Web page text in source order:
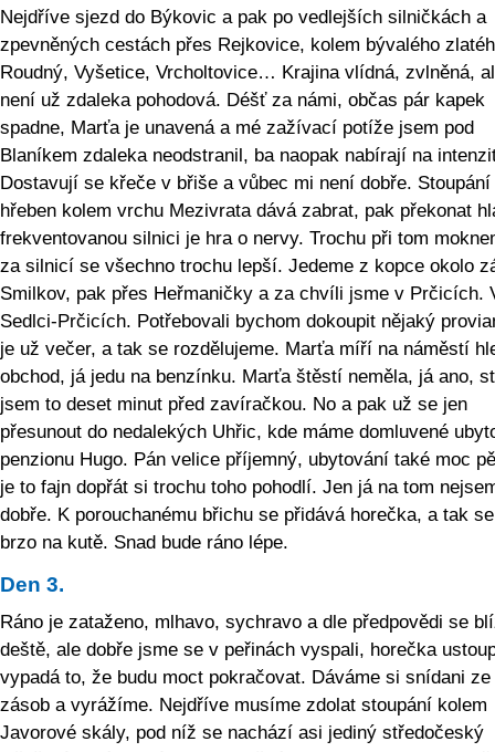
Nejdříve sjezd do Býkovic a pak po vedlejších silničkách a
zpevněných cestách přes Rejkovice, kolem bývalého
Roudný, Vyšetice, Vrcholtovice… Krajina vlídná, zvlněná,
není už zdaleka pohodová. Déšť za námi, občas pár kapek
spadne, Marťa je unavená a mé zažívací potíže jsem pod
Blaníkem zdaleka neodstranil, ba naopak nabírají na
Dostavují se křeče v břiše a vůbec mi není dobře. Stoupání
hřeben kolem vrchu Mezivrata dává zabrat, pak překonat
frekventovanou silnici je hra o nervy. Trochu při tom
za silnicí se všechno trochu lepší. Jedeme z kopce okolo
Smilkov, pak přes Heřmaničky a za chvíli jsme v Prčicích.
Sedlci-Prčicích. Potřebovali bychom dokoupit nějaký
je už večer, a tak se rozdělujeme. Marťa míří na náměstí
obchod, já jedu na benzínku. Marťa štěstí neměla, já ano,
jsem to deset minut před zavíračkou. No a pak už se jen
přesunout do nedalekých Uhřic, kde máme domluvené
penzionu Hugo. Pán velice příjemný, ubytování také moc
je to fajn dopřát si trochu toho pohodlí. Jen já na tom
dobře. K porouchanému břichu se přidává horečka, a tak
brzo na kutě. Snad bude ráno lépe.
Den 3.
Ráno je zataženo, mlhavo, sychravo a dle předpovědi se
deště, ale dobře jsme se v peřinách vyspali, horečka
vypadá to, že budu moct pokračovat. Dáváme si snídani
zásob a vyrážíme. Nejdříve musíme zdolat stoupání kolem
Javorové skály, pod níž se nachází asi jediný středočeský